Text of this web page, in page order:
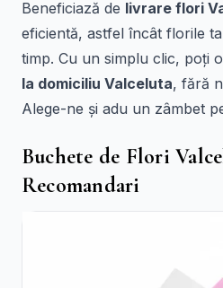
Beneficiază de livrare flori
eficientă, astfel încât florile
timp. Cu un simplu clic, poți
la domiciliu Valceluta, fără
Alege-ne și adu un zâmbet
Buchete de Flori
Recomandari